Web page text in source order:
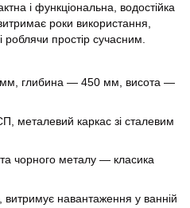
і функціональна, водостійка
роки використання,
роблячи простір сучасним.
глибина — 450 мм, висота —
металевий каркас зі сталевим
чорного металу — класика
витримує навантаження у ванній